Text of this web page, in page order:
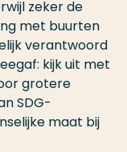
zeker de
met buurten
verantwoord
kijk uit met
grotere
SDG-
maat bij